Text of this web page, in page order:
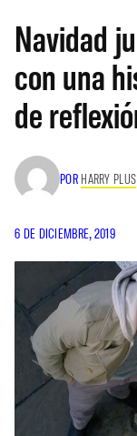
Navidad
con una
de
POR HARRY PLUS
6 DE DICIEMBRE, 2019